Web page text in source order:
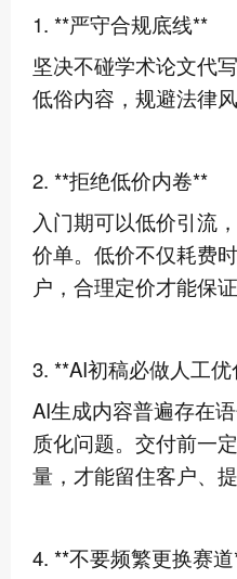
1. **严守合规底线**
坚决不碰学术论文代
低俗内容，规避法律
2. **拒绝低价内卷**
入门期可以低价引流
价单。低价不仅耗费
户，合理定价才能保证
3. **AI初稿必做人工优
AI生成内容普遍存在
质化问题。交付前一
量，才能留住客户、提
4. **不要频繁更换赛